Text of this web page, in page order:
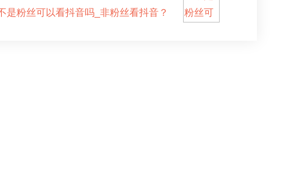
是粉丝可以看抖音吗_非粉丝看抖音？